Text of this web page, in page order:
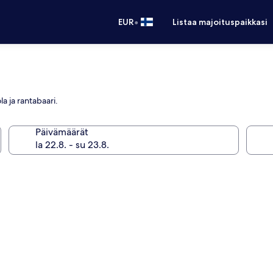
EUR• Listaa majoituspaikkasi
ja rantabaari.
Päivämäärät